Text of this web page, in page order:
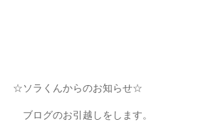
☆ソラくんからのお知らせ☆
ブログのお引越しをします。